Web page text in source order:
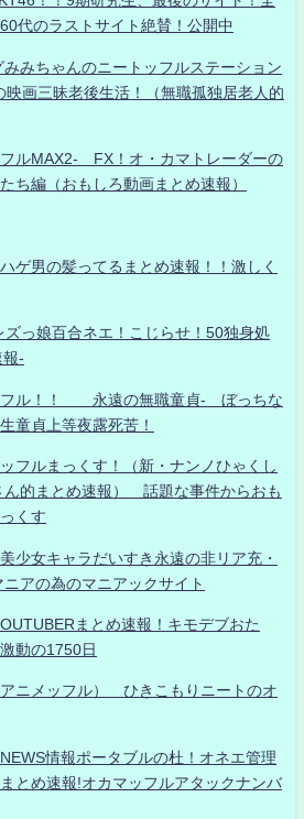
代のラストサイト絶賛！公開中
みちゃんのニートッフルステーション
映画三昧老後生活！（無職孤独居老人的
ルMAX2- FX！オ・カマトレーダーの
編（おもしろ動画まとめ速報）
ゲ男の髪ってるまとめ速報！！激しく
ズっ娘百合ネエ！こじらせ！50独身処
報-
フル！！ 永遠の無職童貞- ぼっちな
童貞上等夜露死苦！
フルまっくす！（新・ナンノひゃくし
ん的まとめ速報） 話題な事件からおも
くす
少女キャラだいすき永遠の非リア充・
アの為のマニアックサイト
まとめ速報！キモデブおた
動の1750日
ニメッフル） ひきこもりニートのオ
情報ポータブルの杜！オネエ管理
とめ速報!オカマッフルアタックナンバ